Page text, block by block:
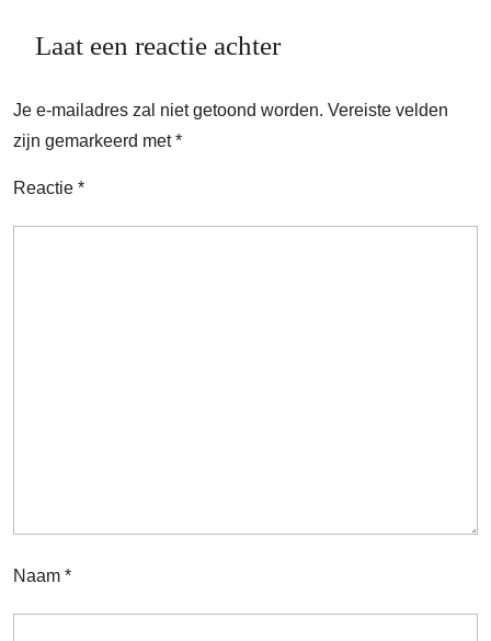
Laat een reactie achter
Je e-mailadres zal niet getoond worden. Vereiste velden
zijn gemarkeerd met*
Reactie *
Naam *